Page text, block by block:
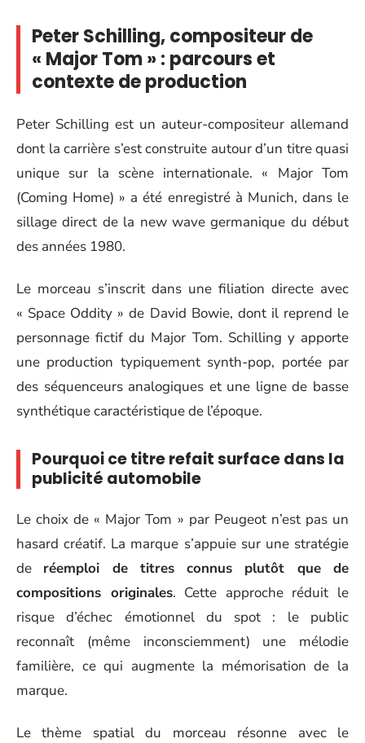
Peter Schilling, compositeur de
« Major Tom » : parcours et
contexte de production
Peter Schilling est un auteur-compositeur allemand
dont la carrière s’est construite autour d’un titre quasi
unique sur la scène internationale. « Major Tom
(Coming Home) » a été enregistré à Munich, dans le
sillage direct de la new wave germanique du début
des années 1980.
Le morceau s’inscrit dans une filiation directe avec
« Space Oddity » de David Bowie, dont il reprend le
personnage fictif du Major Tom. Schilling y apporte
une production typiquement synth-pop, portée par
des séquenceurs analogiques et une ligne de basse
synthétique caractéristique de l’époque.
Pourquoi ce titre refait surface dans la
publicité automobile
Le choix de « Major Tom » par Peugeot n’est pas un
hasard créatif. La marque s’appuie sur une stratégie
de réemploi de titres connus plutôt que de
compositions originales. Cette approche réduit le
risque d’échec émotionnel du spot : le public
reconnaît (même inconsciemment) une mélodie
familière, ce qui augmente la mémorisation de la
marque.
Le thème spatial du morceau résonne avec le